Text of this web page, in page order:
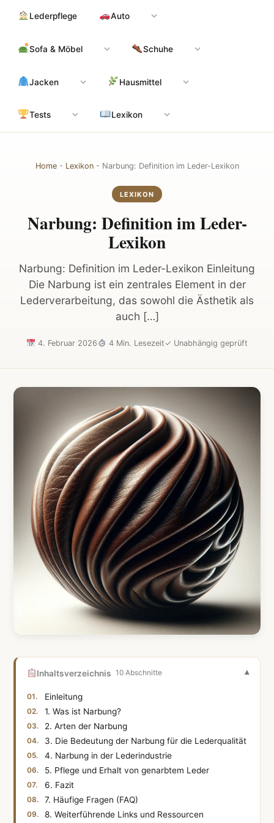
Inhalt
Lederpflege Auto
Sofa & Möbel Schuhe
Jacken Hausmittel
Tests Lexikon
Home- Lexikon- Narbung: Definition im Leder-Lexikon
LEXIKON
Narbung: Definition im Leder-
Lexikon
Narbung: Definition im Leder-Lexikon Einleitung
Die Narbung ist ein zentrales Element in der
Lederverarbeitung, das sowohl die Ästhetik als
auch […]
4. Februar 2026 4 Min. Lesezeit✓ Unabhängig geprüft
Inhaltsverzeichnis 10 Abschnitte
Einleitung
1. Was ist Narbung?
2. Arten der Narbung
3. Die Bedeutung der Narbung für die Lederqualität
4. Narbung in der Lederindustrie
5. Pflege und Erhalt von genarbtem Leder
6. Fazit
7. Häufige Fragen (FAQ)
8. Weiterführende Links und Ressourcen